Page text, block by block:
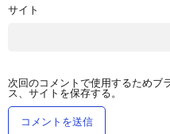
サイト
次回のコメントで使用するためブ
ス、サイトを保存する。